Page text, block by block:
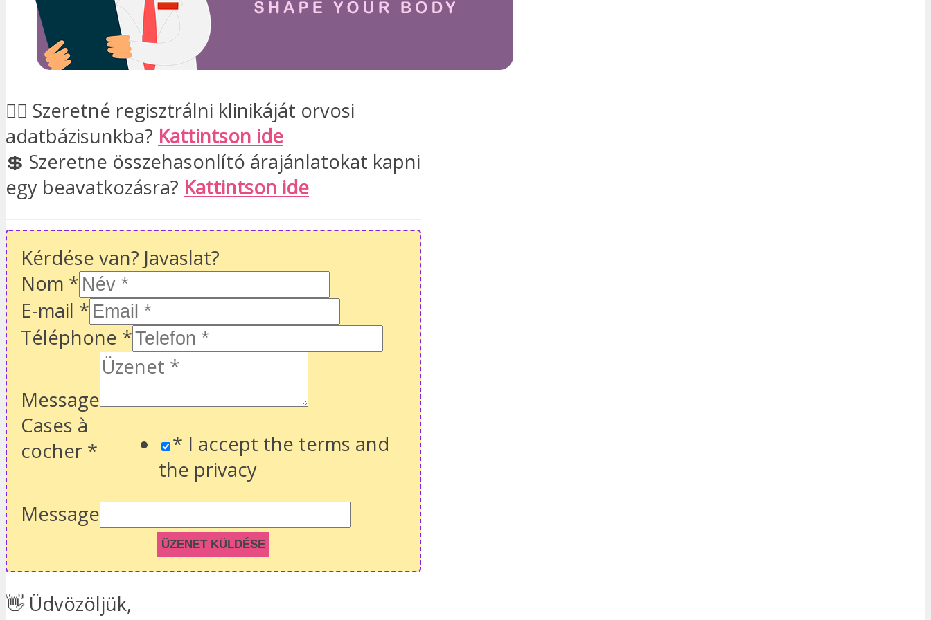
👨‍⚕️ Szeretné regisztrálni klinikáját orvosi
adatbázisunkba? Kattintson ide
💲 Szeretne összehasonlító árajánlatokat kapni
egy beavatkozásra? Kattintson ide
Kérdése van? Javaslat?
Nom *
E-mail *
Téléphone *
Message
Cases à
cocher *
* I accept the terms and
the privacy
Message
ÜZENET KÜLDÉSE
👋 Üdvözöljük,